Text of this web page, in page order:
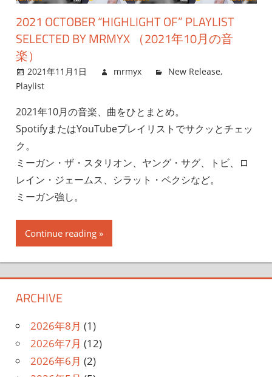
2021 OCTOBER “HIGHLIGHT OF” PLAYLIST
SELECTED BY MRMYX （2021年10月の音
楽）
2021年11月1日 mrmyx New Release,
Playlist
2021年10月の音楽、曲をひとまとめ。
SpotifyまたはYouTubeプレイリストでサクッとチェッ
ク。
ミーガン・ザ・スタリオン、ヤング・サグ、トビ、ロ
レイン・ジェームス、シラット・ベクシなど。
ミーガン強し。
Continue reading
ARCHIVE
2026年8月 (1)
2026年7月 (12)
2026年6月 (2)